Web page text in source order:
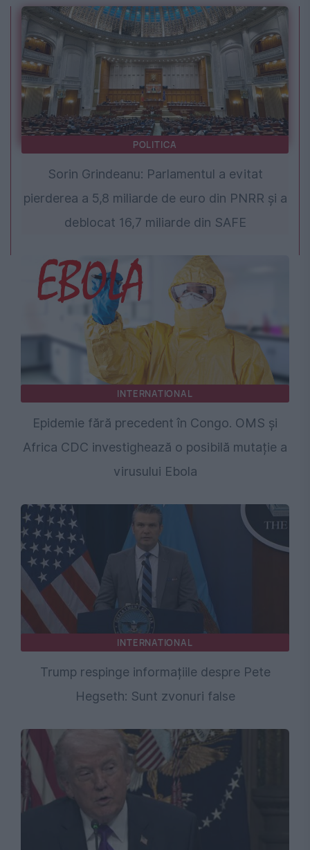
POLITICA
Sorin Grindeanu: Parlamentul a evitat
pierderea a 5,8 miliarde de euro din PNRR și a
deblocat 16,7 miliarde din SAFE
INTERNATIONAL
Epidemie fără precedent în Congo. OMS și
Africa CDC investighează o posibilă mutație a
virusului Ebola
INTERNATIONAL
Trump respinge informațiile despre Pete
Hegseth: Sunt zvonuri false